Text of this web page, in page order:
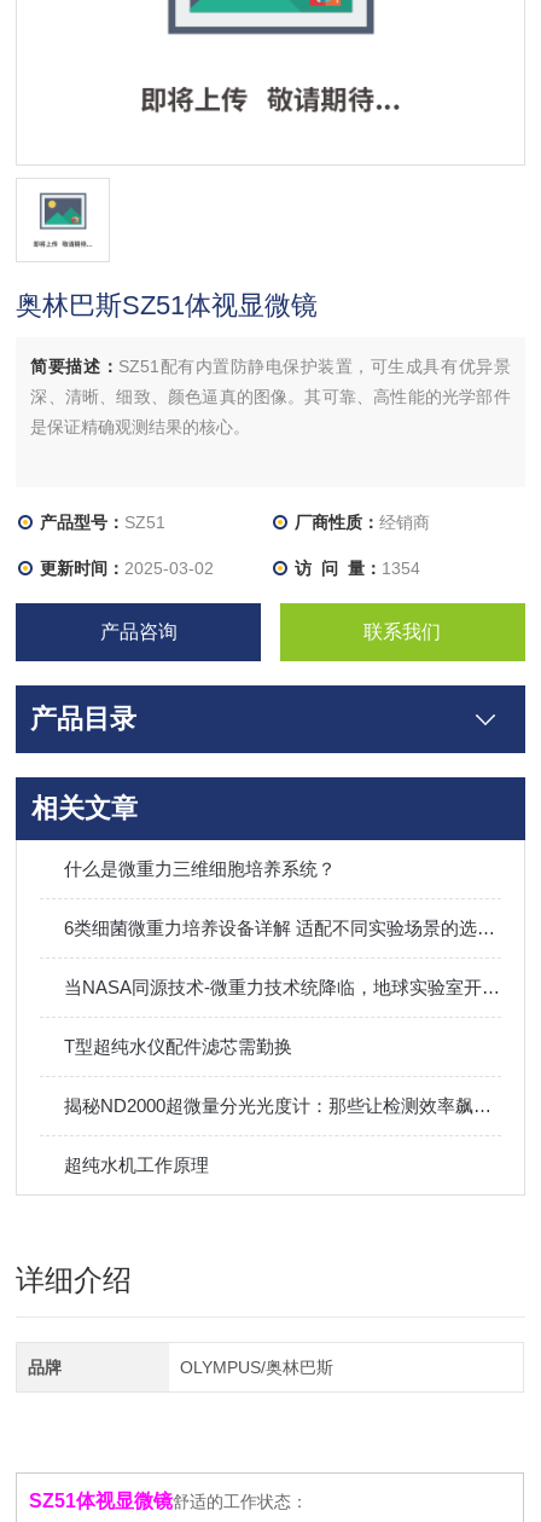
奥林巴斯SZ51体视显微镜
简要描述： SZ51配有内置防静电保护装置，可生成具有优异景
深、清晰、细致、颜色逼真的图像。其可靠、高性能的光学部件
是保证精确观测结果的核心。
产品型号： SZ51 厂商性质： 经销商
更新时间： 2025-03-02 访 问 量： 1354
产品咨询 联系我们
产品目录
相关文章
什么是微重力三维细胞培养系统？
6类细菌微重力培养设备详解 适配不同实验场景的选型参考
当NASA同源技术-微重力技术统降临，地球实验室开启太空级科研精度新时代
T型超纯水仪配件滤芯需勤换
揭秘ND2000超微量分光光度计：那些让检测效率飙升的关键功能
超纯水机工作原理
详细介绍
品牌 OLYMPUS/奥林巴斯
SZ51体视显微镜舒适的工作状态：